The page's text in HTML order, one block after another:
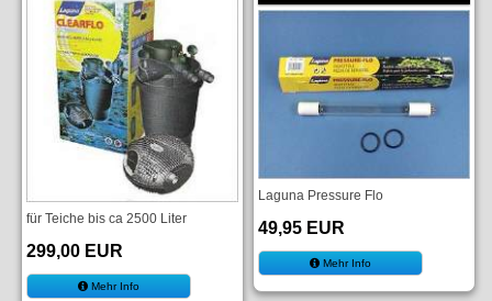
für Teiche bis ca 2500 Liter
299,00 EUR
Mehr Info
Laguna Pressure Flo
49,95 EUR
Mehr Info